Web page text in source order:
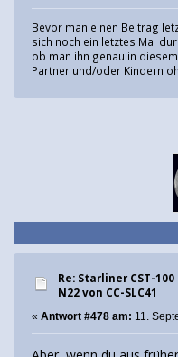
Bevor man einen Beitrag
sich noch ein letztes Mal
ob man ihn genau in
Partner und/oder Kindern
Re: Starliner CST-
N22 von CC-SLC41
« Antwort #478 am: 11.